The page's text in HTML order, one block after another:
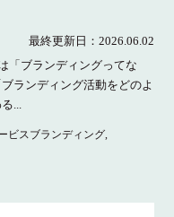
最終更新日： 2026.06.02
「ブランディングってな
ランディング活動をどのよ
...
ビスブランディング